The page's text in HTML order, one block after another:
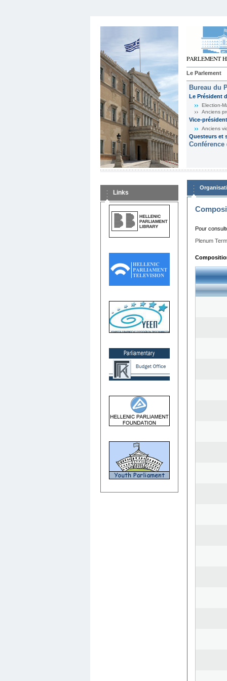
Le Parlement
Bureau du
Le Président
Election-
Anciens
Vice-
Anciens
Questeurs et
Links
Pour
Plenum